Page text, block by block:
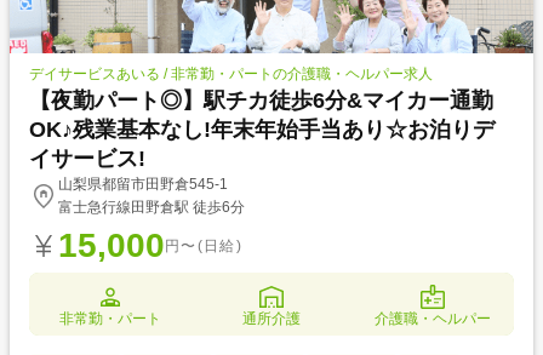
デイサービスあいる / 非常勤・パートの介護職・ヘルパー求人
【夜勤パート◎】駅チカ徒歩6分&マイカー通勤
OK♪残業基本なし!年末年始手当あり☆お泊りデ
イサービス!
山梨県都留市田野倉545-1
富士急行線田野倉駅 徒歩6分
15,000 円〜(日給)
非常勤・パート 通所介護 介護職・ヘルパー